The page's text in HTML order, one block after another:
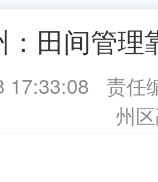
：田间管理
17:33:08
责任
州